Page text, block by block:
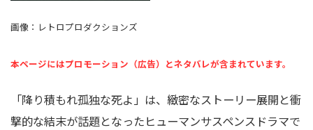
画像：レトロプロダクションズ
本ページにはプロモーション（広告）とネタバレが含まれています。
「降り積もれ孤独な死よ」は、緻密なストーリー展開と衝
撃的な結末が話題となったヒューマンサスペンスドラマで